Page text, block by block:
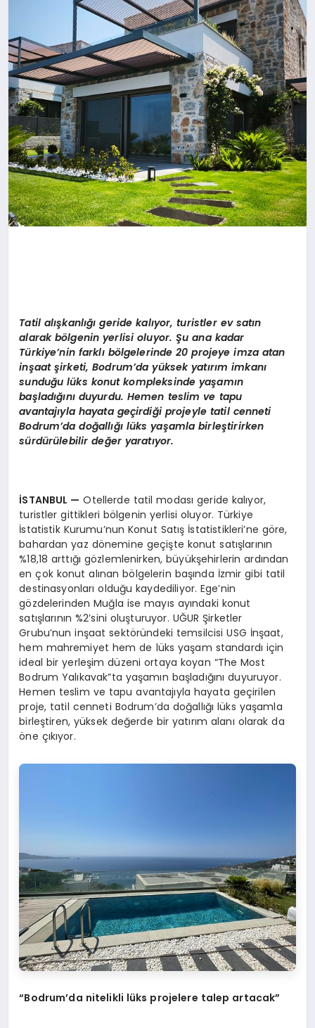
Tatil alışkanlığı geride kalıyor, turistler ev satın
alarak bölgenin yerlisi oluyor. Şu ana kadar
Türkiye’nin farklı bölgelerinde 20 projeye imza atan
inşaat şirketi, Bodrum’da yüksek yatırım imkanı
sunduğu lüks konut kompleksinde yaşamın
başladığını duyurdu. Hemen teslim ve tapu
avantajıyla hayata geçirdiği projeyle tatil cenneti
Bodrum’da doğallığı lüks yaşamla birleştirirken
sürdürülebilir değer yaratıyor.
İSTANBUL — Otellerde tatil modası geride kalıyor,
turistler gittikleri bölgenin yerlisi oluyor. Türkiye
İstatistik Kurumu’nun Konut Satış İstatistikleri’ne göre,
bahardan yaz dönemine geçişte konut satışlarının
%18,18 arttığı gözlemlenirken, büyükşehirlerin ardından
en çok konut alınan bölgelerin başında İzmir gibi tatil
destinasyonları olduğu kaydediliyor. Ege’nin
gözdelerinden Muğla ise mayıs ayındaki konut
satışlarının %2’sini oluşturuyor. UĞUR Şirketler
Grubu’nun inşaat sektöründeki temsilcisi USG İnşaat,
hem mahremiyet hem de lüks yaşam standardı için
ideal bir yerleşim düzeni ortaya koyan “The Most
Bodrum Yalıkavak”ta yaşamın başladığını duyuruyor.
Hemen teslim ve tapu avantajıyla hayata geçirilen
proje, tatil cenneti Bodrum’da doğallığı lüks yaşamla
birleştiren, yüksek değerde bir yatırım alanı olarak da
öne çıkıyor.
“Bodrum’da nitelikli lüks projelere talep artacak”